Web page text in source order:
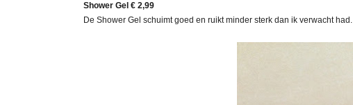
Shower Gel € 2,99
De Shower Gel schuimt goed en ruikt minder sterk dan ik verwacht had.